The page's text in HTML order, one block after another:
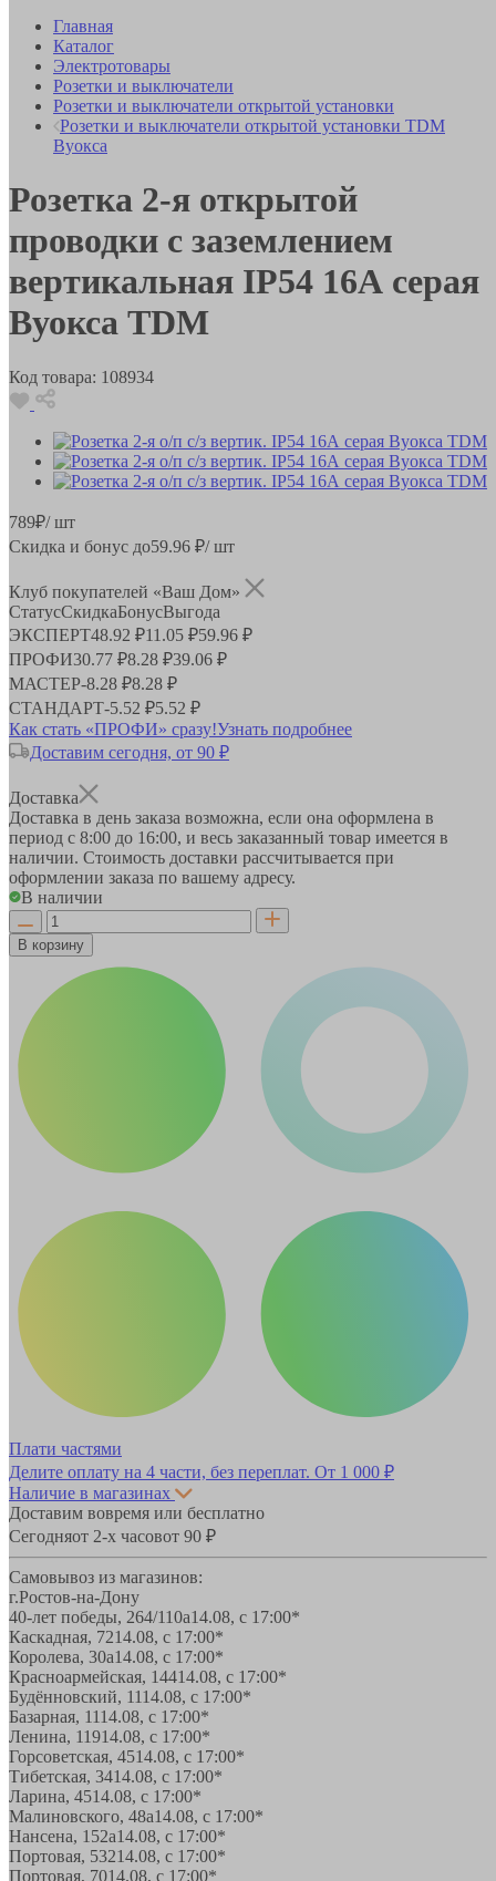
Главная
Каталог
Электротовары
Розетки и выключатели
Розетки и выключатели открытой установки
Розетки и выключатели открытой установки TDM
Вуокса
Розетка 2-я открытой
проводки с заземлением
вертикальная IP54 16А серая
Вуокса TDM
Код товара: 108934
789₽/ шт
Скидка и бонус до59.96 ₽/ шт
Клуб покупателей «Ваш Дом»
СтатусСкидкаБонусВыгода
ЭКСПЕРТ48.92 ₽11.05 ₽59.96 ₽
ПРОФИ30.77 ₽8.28 ₽39.06 ₽
МАСТЕР-8.28 ₽8.28 ₽
СТАНДАРТ-5.52 ₽5.52 ₽
Как стать «ПРОФИ» сразу!Узнать подробнее
Доставим сегодня, от 90 ₽
Доставка
Доставка в день заказа возможна, если она оформлена в
период с 8:00 до 16:00, и весь заказанный товар имеется в
наличии. Стоимость доставки рассчитывается при
оформлении заказа по вашему адресу.
В наличии
В корзину
Плати частями
Делите оплату на 4 части, без переплат. От 1 000 ₽
Наличие в магазинах
Доставим вовремя или бесплатно
Сегодняот 2-х часовот 90 ₽
Самовывоз из магазинов:
г.Ростов-на-Дону
40-лет победы, 264/110а14.08, с 17:00*
Каскадная, 7214.08, с 17:00*
Королева, 30а14.08, с 17:00*
Красноармейская, 14414.08, с 17:00*
Будённовский, 1114.08, с 17:00*
Базарная, 1114.08, с 17:00*
Ленина, 11914.08, с 17:00*
Горсоветская, 4514.08, с 17:00*
Тибетская, 3414.08, с 17:00*
Ларина, 4514.08, с 17:00*
Малиновского, 48а14.08, с 17:00*
Нансена, 152а14.08, с 17:00*
Портовая, 53214.08, с 17:00*
Портовая, 7014.08, с 17:00*